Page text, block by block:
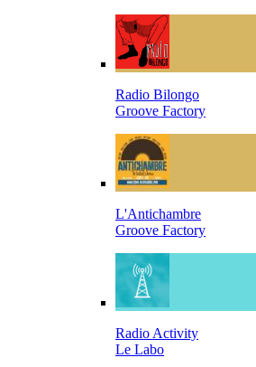
Radio Bilongo
Groove Factory
L'Antichambre
Groove Factory
Radio Activity
Le Labo